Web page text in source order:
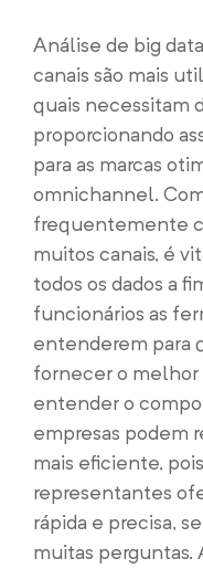
Análise de big
canais são mais
quais necessitam
proporcionando
para as marcas
omnichannel.
frequentemente
muitos canais, é
todos os dados a
funcionários as
entenderem para
fornecer o melhor
entender o
empresas podem
mais eficiente,
representantes
rápida e precisa,
muitas perguntas.